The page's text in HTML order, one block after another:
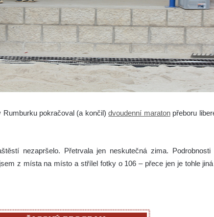
Rumburku pokračoval (a končil)dvoudenní maratonpřeboru
nezapršelo. Přetrvala jen neskutečná zima.
z místa na místo a střílel fotky o 106 – přece jen je tohle